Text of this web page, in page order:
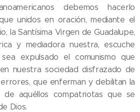
debemos hacerlo
unidos en oración, mediante el
la Santísima Virgen de Guadalupe,
y mediadora nuestra, escuche
expulsado el comunismo que
nuestra sociedad disfrazado de
que enferman y debilitan la
aquéllos compatriotas que se
Dios.